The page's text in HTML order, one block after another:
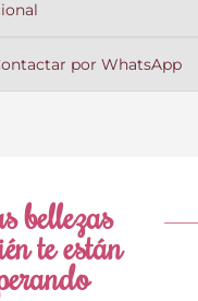
por WhatsApp
bellezas
te están